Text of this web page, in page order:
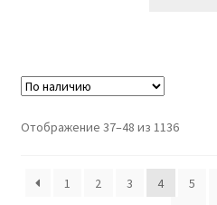
Отображение 37–48 из 1136
1 2 3 4 5